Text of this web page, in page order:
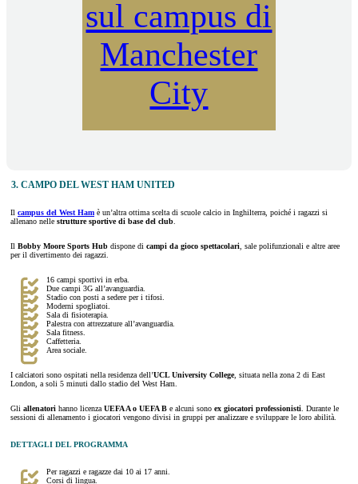
sul campus di
Manchester
City
3. CAMPO DEL WEST HAM UNITED
Il campus del West Ham è un’altra ottima scelta di scuole calcio in Inghilterra, poiché i ragazzi si
allenano nelle strutture sportive di base del club
Il Bobby Moore Sports Hub dispone di campi da gioco spettacolari , sale polifunzionali e altre aree
per il divertimento dei ragazzi.
16 campi sportivi in erba.
Due campi 3G all’avanguardia.
Stadio con posti a sedere per i tifosi.
Moderni spogliatoi.
Sala di fisioterapia.
Palestra con attrezzature all’avanguardia.
Sala fitness.
Caffetteria.
Area sociale.
I calciatori sono ospitati nella residenza dell’UCL University College, situata nella zona 2 di East
London, a soli 5 minuti dallo stadio del West Ham.
Gli allenatori hanno licenza UEFA A o UEFA B e alcuni sono ex giocatori professionisti . Durante le
sessioni di allenamento i giocatori vengono divisi in gruppi per analizzare e sviluppare le loro abilità.
DETTAGLI DEL PROGRAMMA
Per ragazzi e ragazze dai 10 ai 17 anni.
Corsi di lingua.